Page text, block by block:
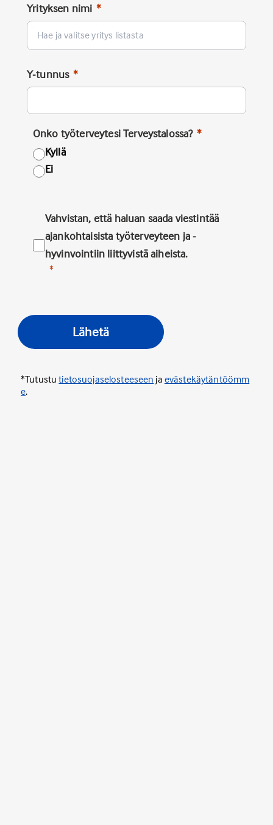
Yrityksen nimi
Y-tunnus
Onko työterveytesi Terveystalossa?
Kyllä
Ei
Vahvistan, että haluan saada viestintää
ajankohtaisista työterveyteen ja -
hyvinvointiin liittyvistä aiheista.
Lähetä
*Tutustutietosuojaselosteeseen ja evästekäytäntöömm
e.